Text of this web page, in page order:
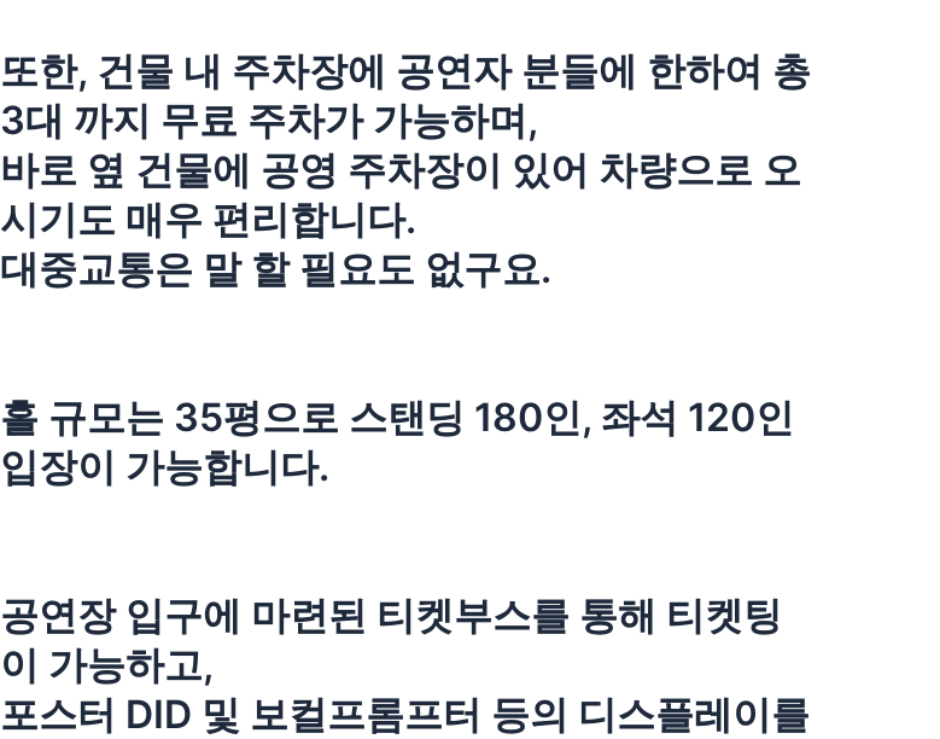
또한, 건물 내 주차장에 공연자 분들에 한하여 총
3대 까지 무료 주차가 가능하며,
바로 옆 건물에 공영 주차장이 있어 차량으로 오
시기도 매우 편리합니다.
대중교통은 말 할 필요도 없구요.
홀 규모는 35평으로 스탠딩 180인, 좌석 120인
입장이 가능합니다.
공연장 입구에 마련된 티켓부스를 통해 티켓팅
이 가능하고,
포스터 DID 및 보컬프롬프터 등의 디스플레이를